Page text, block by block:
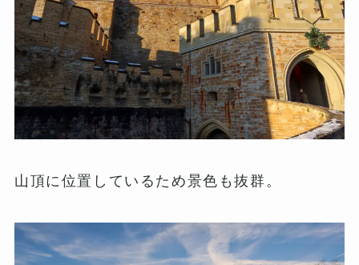
山頂に位置しているため景色も抜群。